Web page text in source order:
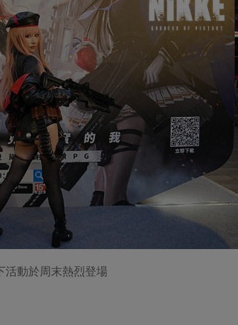
活動於周末熱烈登場